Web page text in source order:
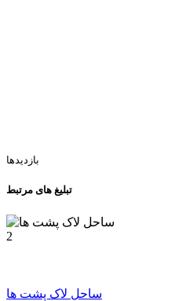
بازدیدها
تبلیغ های مرتبط
2
ساحل لاک پشت ها